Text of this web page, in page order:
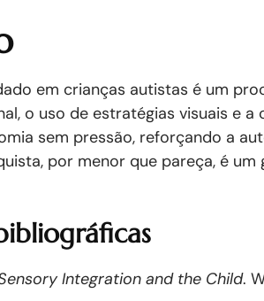
em crianças autistas é um
o uso de estratégias visuais e
sem pressão, reforçando a
por menor que pareça, é
Integration and the Child.